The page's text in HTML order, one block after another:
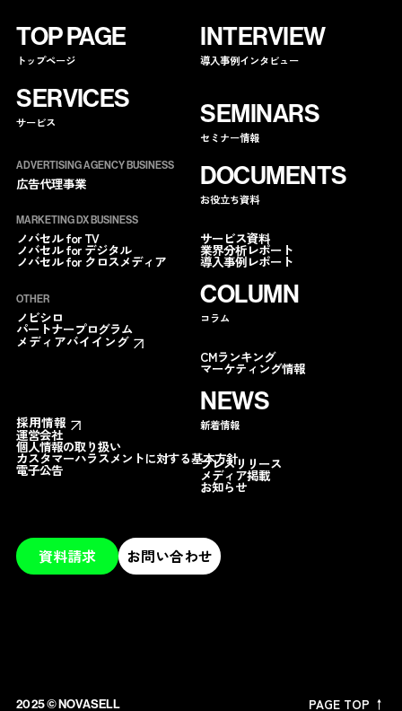
TOP PAGE
トップページ
INTERVIEW
導入事例インタビュー
COLUMN
コラム
CMランキング
マーケティング情報
SERVICES
サービス
ADVERTISING AGENCY BUSINESS
広告代理事業
MARKETING DX BUSINESS
ノバセル for TV
ノバセル for デジタル
ノバセル for クロスメディア
OTHER
ノビシロ
パートナープログラム
メディアバイイング
NEWS
新着情報
プレスリリース
メディア掲載
お知らせ
SEMINARS
セミナー情報
DOCUMENTS
お役立ち資料
サービス資料
業界分析レポート
導入事例レポート
採用情報
運営会社
個人情報の取り扱い
カスタマーハラスメントに対する基本方針
電子公告
資料請求 お問い合わせ
2025 ©︎ NOVASELL PAGE TOP ↑